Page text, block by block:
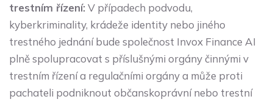
trestním řízení: V případech podvodu,
kyberkriminality, krádeže identity nebo jiného
trestného jednání bude společnost Invox Finance AI
plně spolupracovat s příslušnými orgány činnými v
trestním řízení a regulačními orgány a může proti
pachateli podniknout občanskoprávní nebo trestní